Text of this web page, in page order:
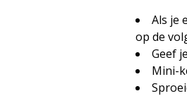
Als je
op de
Geef
Mini-